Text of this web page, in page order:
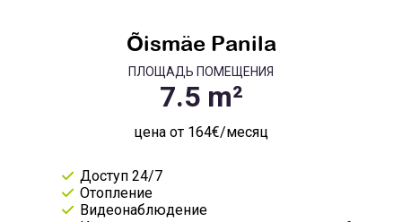
Õismäe Panila
ПЛОЩАДЬ ПОМЕЩЕНИЯ
цена от 164€/месяц
Доступ 24/7
Отопление
Видеонаблюдение